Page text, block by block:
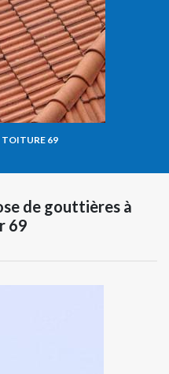
TOITURE 69
de gouttières à
69